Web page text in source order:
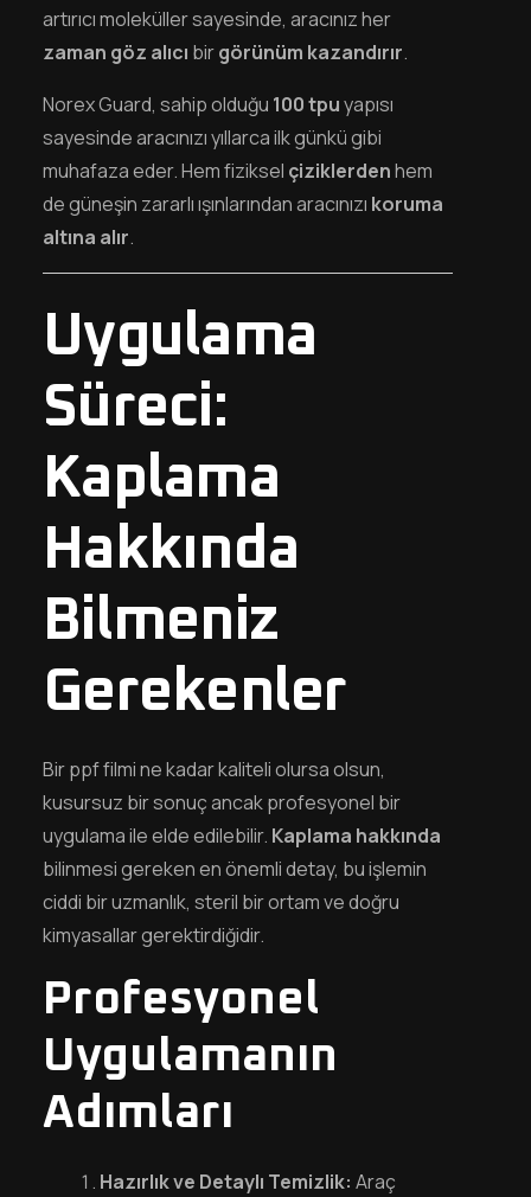
artırıcı moleküller sayesinde, aracınız her
zaman göz alıcı birgörünüm kazandırır.
Norex Guard, sahip olduğu 100 tpuyapısı
sayesinde aracınızı yıllarca ilk günkü gibi
muhafaza eder. Hem fiziksel çiziklerdenhem
de güneşin zararlı ışınlarından aracınızı koruma
altına alır.
Uygulama
Süreci:
Kaplama
Hakkında
Bilmeniz
Gerekenler
Bir ppf filmi ne kadar kaliteli olursa olsun,
kusursuz bir sonuç ancak profesyonel bir
uygulama ile elde edilebilir. Kaplama hakkında
bilinmesi gereken en önemli detay, bu işlemin
ciddi bir uzmanlık, steril bir ortam ve doğru
kimyasallar gerektirdiğidir.
Profesyonel
Uygulamanın
Adımları
Hazırlık ve Detaylı Temizlik: Araç